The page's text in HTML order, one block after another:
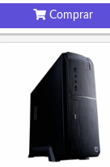
Comprar